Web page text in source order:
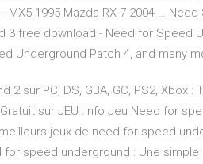
MX5 1995 Mazda RX-7 2004 …
3 free download - Need for Speed
Underground Patch 4, and many
2 sur PC, DS, GBA, GC, PS2, Xbox
Gratuit sur JEU .info Jeu Need for
jeux de need for speed
for speed underground : Une